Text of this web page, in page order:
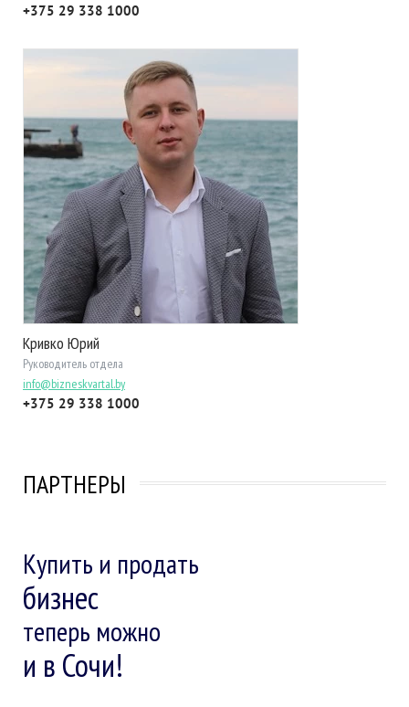
+375 29 338 1000
Кривко Юрий
Руководитель отдела
info@bizneskvartal.by
+375 29 338 1000
ПАРТНЕРЫ
Купить и продать
бизнес
теперь можно
и в Сочи!